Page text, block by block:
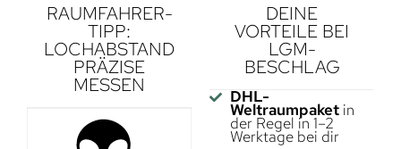
RAUMFAHRER-
TIPP:
LOCHABSTAND
PRÄZISE
MESSEN
DEINE
VORTEILE BEI
LGM-
BESCHLAG
DHL-
Weltraumpaketin
der Regel in 1–2
Werktage bei dir